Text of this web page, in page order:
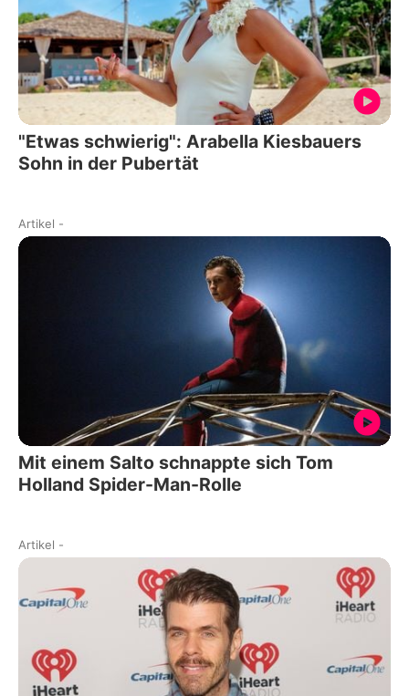
"Etwas schwierig": Arabella Kiesbauers
Sohn in der Pubertät
Artikel -
Mit einem Salto schnappte sich Tom
Holland Spider-Man-Rolle
Artikel -